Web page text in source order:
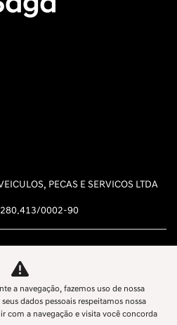
PECAS E SERVICOS LTDA
0002-90
maior é a
a navegação, fazemos uso de nossa
dados pessoais respeitamos nossa
com a navegação e visita você concorda